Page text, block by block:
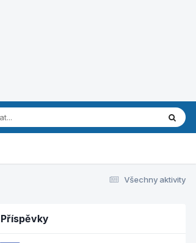
Všechny aktivity
Příspěvky